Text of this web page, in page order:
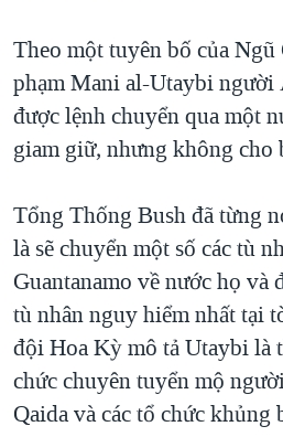
ĐỜI SỐNG
KINH TẾ
KHOA HỌC
SỨC KHOẺ
VĂN HOÁ
THỂ THAO
GIÁO DỤC
MỘT NĂM CHIẾN TRANH TẠI DẢI
GIẢI MÃ VÀNH ĐAI & CON
NGÀY TỊ NẠN THẾ GIỚI
GROUND ZERO – XƯA VÀ NAY
CHI PHÍ CHIẾN TRANH
CÁC GIÁ TRỊ CỘNG HÒA Ở
THƯỢNG ĐỈNH TRUMP-KIM TẠI
TRỊNH VĨNH BÌNH VS. CHÍNH
NGƯ DÂN VIỆT VÀ LÀN SÓNG
NGHE
MẠNG XÃ HỘI
Ngôn ngữ khác
Theo một tuyên bố của
phạm Mani al-Utaybi người
được lệnh chuyển qua một
giam giữ, nhưng không cho
Tổng Thống Bush đã từng
là sẽ chuyển một số các tù
Guantanamo về nước họ và
tù nhân nguy hiểm nhất tại
đội Hoa Kỳ mô tả Utaybi là
chức chuyên tuyển mộ
Qaida và các tổ chức khủng